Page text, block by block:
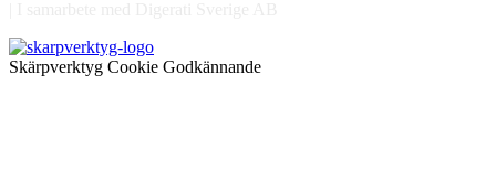
Skärpverktyg Cookie Godkännande